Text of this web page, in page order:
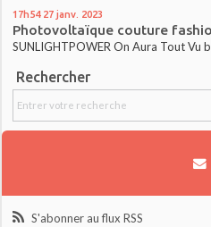
17h54 27 janv. 2023
Photovoltaïque couture
SUNLIGHTPOWER On Aura Tout Vu
Rechercher
S'abonner au flux RSS